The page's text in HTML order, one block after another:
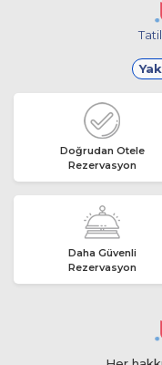
Doğrudan Otele
Rezervasyon
Daha Güvenli
Rezervasyon